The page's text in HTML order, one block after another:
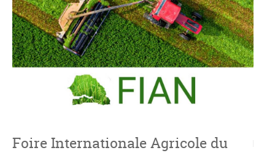
Foire Internationale Agricole du